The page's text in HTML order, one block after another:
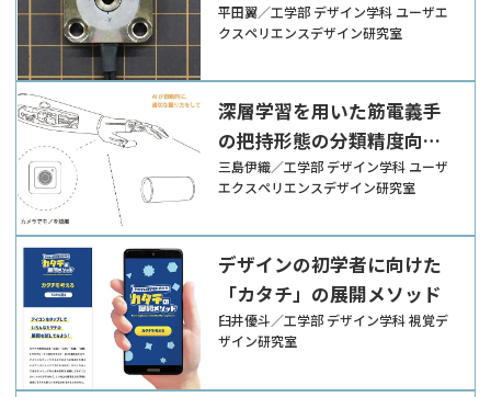
平田翼／工学部 デザイン学科 ユーザエ
クスペリエンスデザイン研究室
深層学習を用いた筋電義手
の把持形態の分類精度向上
に関する研究
三島伊織／工学部 デザイン学科 ユーザ
エクスペリエンスデザイン研究室
デザインの初学者に向けた
「カタチ」の展開メソッド
臼井優斗／工学部 デザイン学科 視覚デ
ザイン研究室